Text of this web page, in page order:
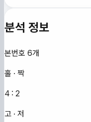
분석 정보
본번호 6개
홀 · 짝
4 : 2
고 · 저